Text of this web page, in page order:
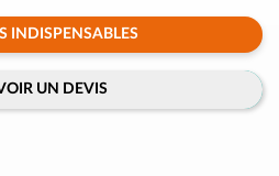
INDISPENSABLES
UN DEVIS